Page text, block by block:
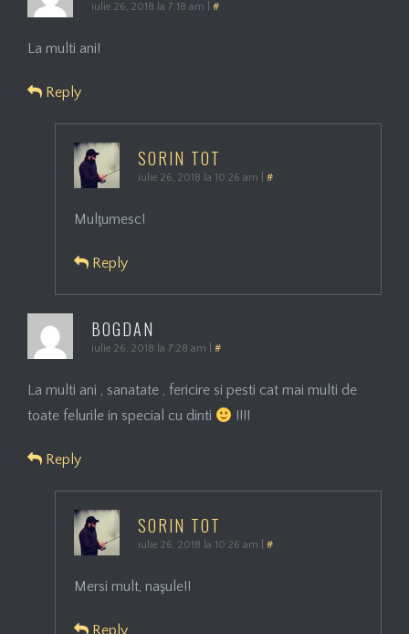
iulie 26, 2018 la 7:18 am #
La multi ani!
Reply
SORIN TOT
iulie 26, 2018 la 10:26 am #
Mulţumesc!
Reply
BOGDAN
iulie 26, 2018 la 7:28 am #
La multi ani , sanatate , fericire si pesti cat mai multi de
toate felurile in special cu dinti
!!!!
Reply
SORIN TOT
iulie 26, 2018 la 10:26 am #
Mersi mult, naşule!!
Reply